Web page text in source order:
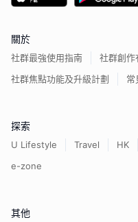
關於
社群最強使用指南
社群創作
社群焦點功能及升級計劃
常
探索
U Lifestyle Travel HK
e-zone
其他